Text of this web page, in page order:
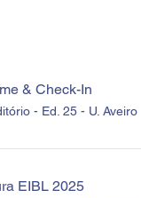
& Check-In
- Ed. 25 - U. Aveiro
EIBL 2025